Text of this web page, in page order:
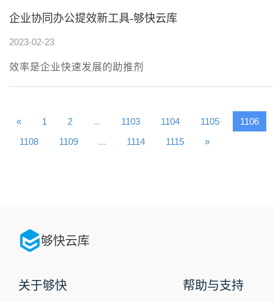
企业协同办公提效新工具-够快云库
2023-02-23
效率是企业快速发展的助推剂
« 1 2 ... 1103 1104 1105
1106
1108
1109 ... 1114 1115 »
够快云库
关于够快 帮助与支持